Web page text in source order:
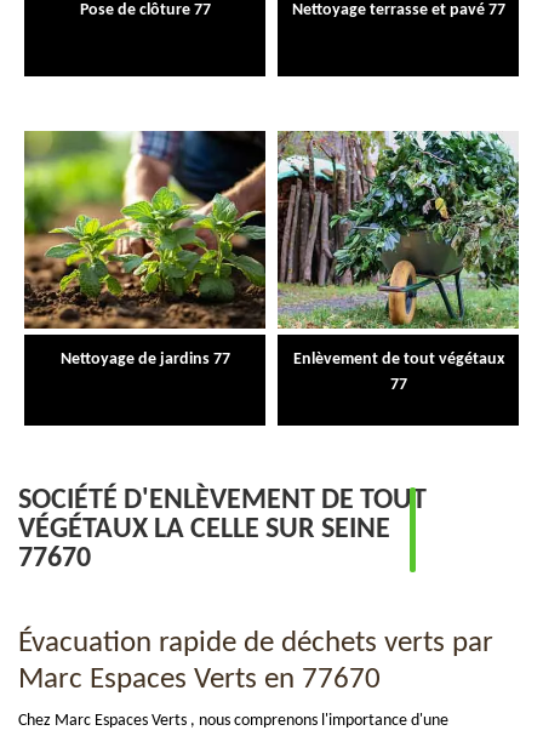
Pose de clôture 77 Nettoyage terrasse et pavé 77
Nettoyage de jardins 77
Enlèvement de tout végétaux
77
SOCIÉTÉ D'ENLÈVEMENT DE TOUT
VÉGÉTAUX LA CELLE SUR SEINE
77670
Évacuation rapide de déchets verts par
Marc Espaces Verts en 77670
Chez Marc Espaces Verts , nous comprenons l'importance d'une